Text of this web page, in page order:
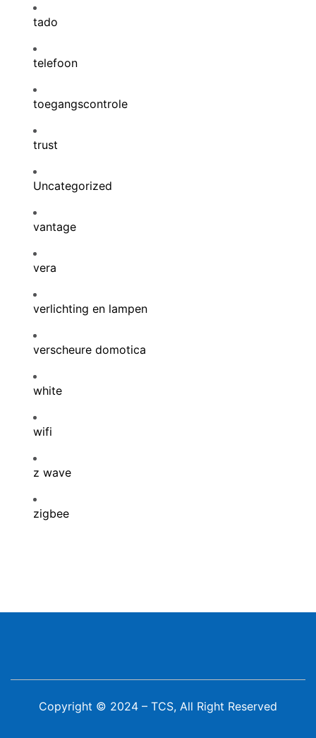
tado
telefoon
toegangscontrole
trust
Uncategorized
vantage
vera
verlichting en lampen
verscheure domotica
white
wifi
z wave
zigbee
Copyright © 2024 – TCS, All Right Reserved